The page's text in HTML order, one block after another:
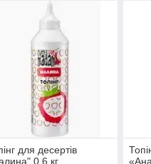
для десертів
0,6 кг